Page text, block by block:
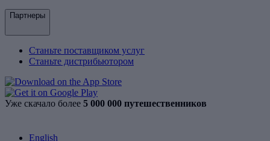
Партнеры
Станьте поставщиком услуг
Станьте дистрибьютором
Уже скачало более 5 000 000 путешественников
English